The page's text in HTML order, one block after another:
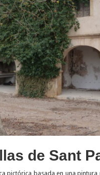
de Sant
pictórica basada en una